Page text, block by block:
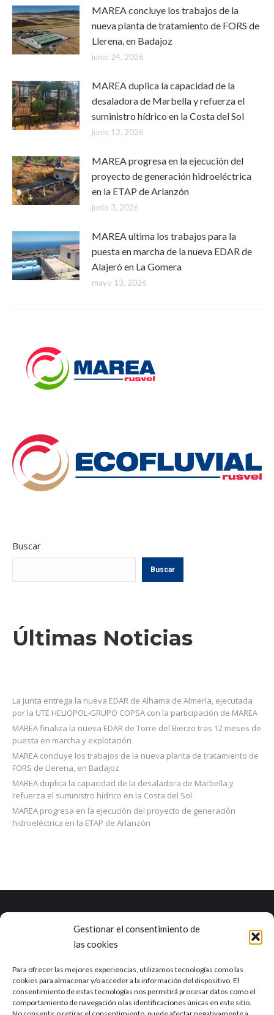
Gestionar el consentimiento de
las cookies
Para ofrecer las mejores experiencias, utilizamos tecnologías como las
cookies para almacenar y/o acceder a la información del dispositivo. El
consentimiento de estas tecnologías nos permitirá procesar datos como el
comportamiento de navegación o las identificaciones únicas en este sitio.
MAREA concluye los trabajos de la
nueva planta de tratamiento de FORS de
Llerena, en Badajoz
junio 24, 2026
MAREA duplica la capacidad de la
desaladora de Marbella y refuerza el
suministro hídrico en la Costa del Sol
junio 12, 2026
MAREA progresa en la ejecución del
proyecto de generación hidroeléctrica
en la ETAP de Arlanzón
junio 3, 2026
MAREA ultima los trabajos para la
puesta en marcha de la nueva EDAR de
Alajeró en La Gomera
mayo 13, 2026
Buscar
Buscar
Últimas Noticias
La Junta entrega la nueva EDAR de Alhama de Almería, ejecutada
por la UTE HELIOPOL-GRUPO COPSA con la participación de MAREA
MAREA finaliza la nueva EDAR de Torre del Bierzo tras 12 meses de
puesta en marcha y explotación
MAREA concluye los trabajos de la nueva planta de tratamiento de
FORS de Llerena, en Badajoz
MAREA duplica la capacidad de la desaladora de Marbella y
refuerza el suministro hídrico en la Costa del Sol
MAREA progresa en la ejecución del proyecto de generación
hidroeléctrica en la ETAP de Arlanzón
Marea es una empresa con una dilatada experiencia en el ciclo
integral del agua y otros campos como la industria, la agricultura, el
Delegación de Sevilla
Calle Tajo, 4 41012, Sevilla